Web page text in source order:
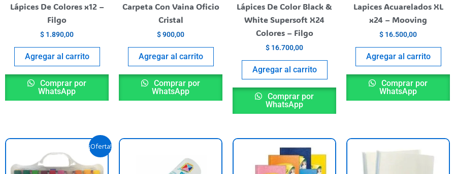
Lápices De Colores x12 –
Filgo
$ 1.890,00
Agregar al carrito
Comprar por
WhatsApp
Carpeta Con Vaina Oficio
Cristal
$900,00
Agregar al carrito
Comprar por
WhatsApp
Lápices De Color Black &
White Supersoft X24
Colores – Filgo
$ 16.700,00
Agregar al carrito
Comprar por
WhatsApp
Lapices Acuarelados XL
x24 – Mooving
$ 16.500,00
Agregar al carrito
Comprar por
WhatsApp
¡Oferta!
Original
price
was:
$ 24.000,00.
Current
price
is:
$ 20.490,00.
This